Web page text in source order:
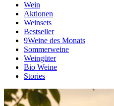
Wein
Aktionen
Weinsets
Bestseller
9Weine des Monats
Sommerweine
Weingüter
Bio Weine
Stories